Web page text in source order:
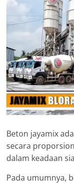
Beton jayamix
secara
dalam keadaan
Pada umumnya,